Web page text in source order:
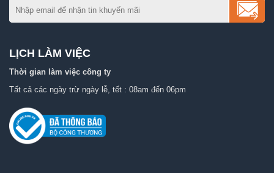
LỊCH LÀM VIỆC
Thời gian làm việc công ty
Tất cả các ngày trừ ngày lễ, tết : 08am đến 06pm